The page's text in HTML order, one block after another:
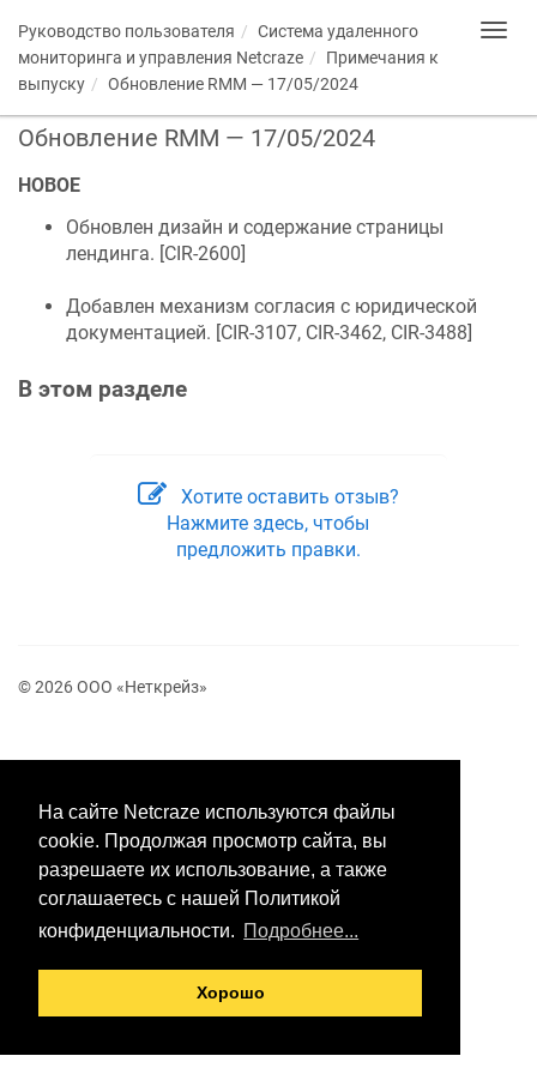
На сайте Netcraze используются файлы
cookie. Продолжая просмотр сайта, вы
разрешаете их использование, а также
соглашаетесь с нашей Политикой
конфиденциальности. Подробнее...
Хорошо
Руководство пользователя
Система удаленного
мониторинга и управления Netcraze
Примечания к
выпуску
Обновление RMM — 17/05/2024
Обновление RMM — 17/05/2024
НОВОЕ
Обновлен дизайн и содержание страницы
лендинга. [CIR-2600]
Добавлен механизм согласия с юридической
документацией. [CIR-3107, CIR-3462, CIR-3488]
В этом разделе
Хотите оставить отзыв?
Нажмите здесь, чтобы
предложить правки.
© 2026 ООО «Неткрейз»